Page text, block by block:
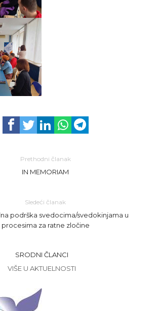
Prethodni članak
IN MEMORIAM
Sledeći članak
podrška svedocima/svedokinjama u
procesima za ratne zločine
SRODNI ČLANCI
VIŠE U AKTUELNOSTI